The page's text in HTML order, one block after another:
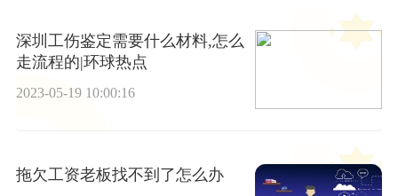
深圳工伤鉴定需要什么材料,怎么
走流程的|环球热点
2023-05-19 10:00:16
拖欠工资老板找不到了怎么办